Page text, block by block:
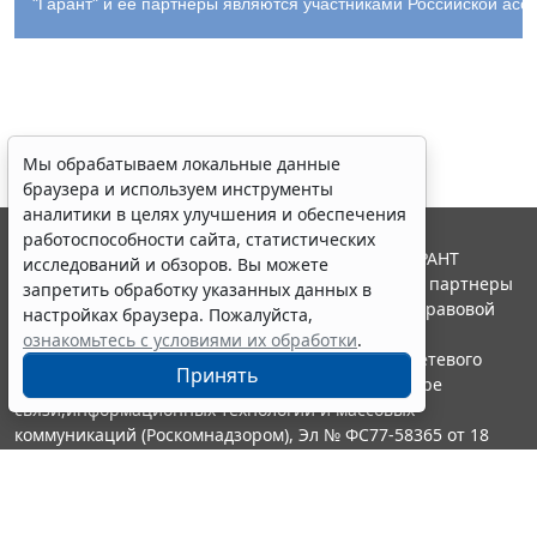
Мы обрабатываем локальные данные
браузера и используем инструменты
аналитики в целях улучшения и обеспечения
работоспособности сайта, статистических
исследований и обзоров. Вы можете
запретить обработку указанных данных в
настройках браузера. Пожалуйста,
ознакомьтесь с условиями их обработки.
Принять
© ООО "НПП "ГАРАНТ-СЕРВИС", 2026. Система ГАРАНТ
выпускается с 1990 года. Компания "Гарант" и ее партнеры
являются участниками Российской ассоциации правовой
информации ГАРАНТ.
Портал ГАРАНТ.РУ зарегистрирован в качестве сетевого
издания Федеральной службой по надзору в сфере
связи,информационных технологий и массовых
коммуникаций (Роскомнадзором), Эл № ФС77-58365 от 18